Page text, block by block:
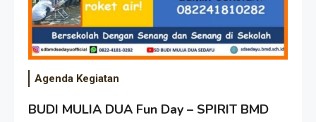
Agenda Kegiatan
BUDI MULIA DUA Fun Day – SPIRIT BMD